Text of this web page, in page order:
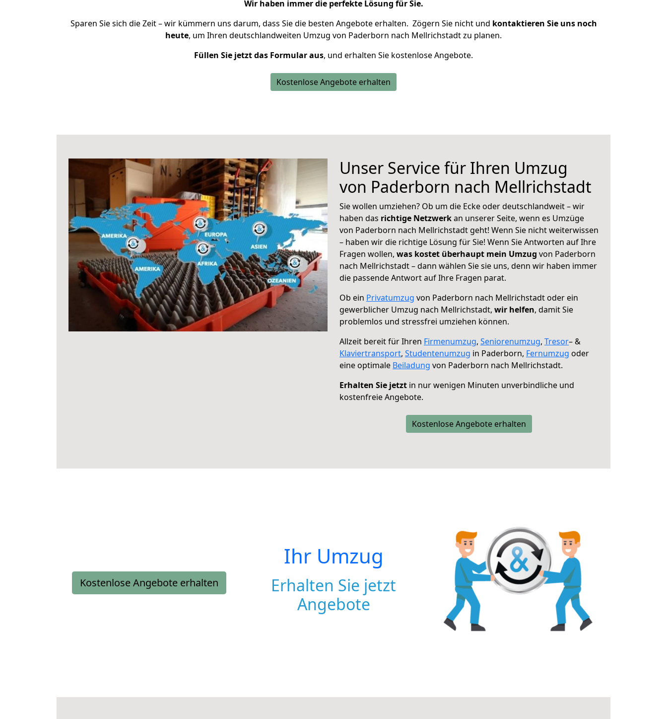
Wir haben immer die perfekte Lösung für Sie.
Sparen Sie sich die Zeit – wir kümmern uns darum, dass Sie die besten Angebote erhalten. Zögern Sie nicht und kontaktieren Sie uns noch
heute, um Ihren deutschlandweiten Umzug von Paderborn nach Mellrichstadt zu planen.
Füllen Sie jetzt das Formular aus, und erhalten Sie kostenlose Angebote.
Kostenlose Angebote erhalten
Unser Service für Ihren Umzug
von Paderborn nach Mellrichstadt
Sie wollen umziehen? Ob um die Ecke oder deutschlandweit – wir
haben das richtige Netzwerkan unserer Seite, wenn es Umzüge
von Paderborn nach Mellrichstadt geht! Wenn Sie nicht weiterwissen
– haben wir die richtige Lösung für Sie! Wenn Sie Antworten auf Ihre
Fragen wollen, was kostet überhaupt mein Umzug von Paderborn
nach Mellrichstadt – dann wählen Sie sie uns, denn wir haben immer
die passende Antwort auf Ihre Fragen parat.
Ob ein Privatumzug von Paderborn nach Mellrichstadt oder ein
gewerblicher Umzug nach Mellrichstadt, wir helfen, damit Sie
problemlos und stressfrei umziehen können.
Allzeit bereit für Ihren Firmenumzug, Seniorenumzug, Tresor– &
Klaviertransport, Studentenumzug in Paderborn, Fernumzug oder
eine optimale Beiladung von Paderborn nach Mellrichstadt.
Erhalten Sie jetzt in nur wenigen Minuten unverbindliche und
kostenfreie Angebote.
Kostenlose Angebote erhalten
Kostenlose Angebote erhalten
Ihr Umzug
Erhalten Sie jetzt
Angebote